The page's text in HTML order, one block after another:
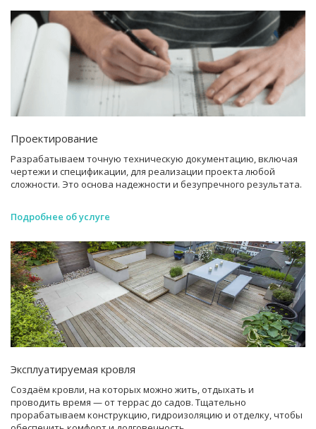
Проектирование
Разрабатываем точную техническую документацию, включая
чертежи и спецификации, для реализации проекта любой
сложности. Это основа надежности и безупречного результата.
Подробнее об услуге
Эксплуатируемая кровля
Создаём кровли, на которых можно жить, отдыхать и
проводить время — от террас до садов. Тщательно
прорабатываем конструкцию, гидроизоляцию и отделку, чтобы